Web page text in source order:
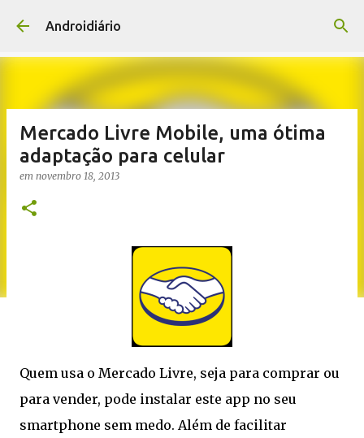
Pular para o conteúdo principal
Androidiário
Mercado Livre Mobile, uma ótima
adaptação para celular
em novembro 18, 2013
Quem usa o Mercado Livre, seja para comprar ou
para vender, pode instalar este app no seu
smartphone sem medo. Além de facilitar